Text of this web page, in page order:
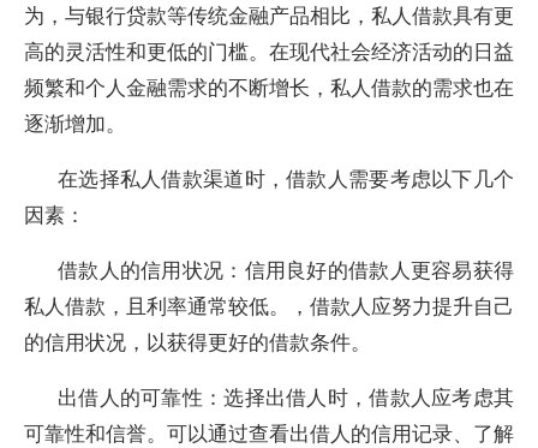
为，与银行贷款等传统金融产品相比，私人借款具有更
高的灵活性和更低的门槛。在现代社会经济活动的日益
频繁和个人金融需求的不断增长，私人借款的需求也在
逐渐增加。
在选择私人借款渠道时，借款人需要考虑以下几个
因素：
借款人的信用状况：信用良好的借款人更容易获得
私人借款，且利率通常较低。，借款人应努力提升自己
的信用状况，以获得更好的借款条件。
出借人的可靠性：选择出借人时，借款人应考虑其
可靠性和信誉。可以通过查看出借人的信用记录、了解